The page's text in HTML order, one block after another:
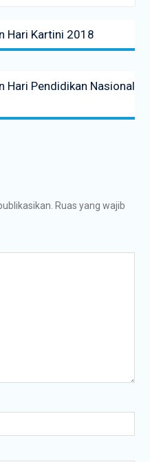
Hari Kartini 2018
Hari Pendidikan Nasional
Ruas yang wajib